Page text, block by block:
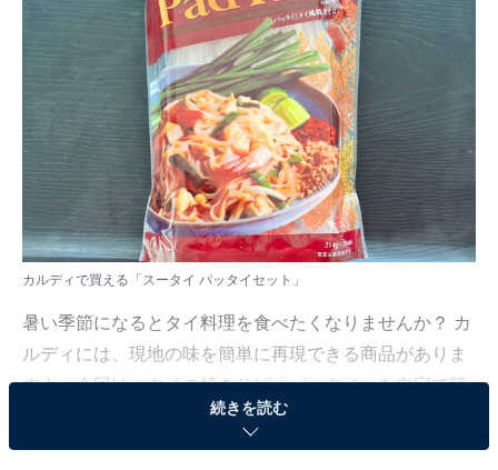
カルディで買える「スータイ パッタイセット」
暑い季節になるとタイ料理を食べたくなりませんか？ カ
ルディには、現地の味を簡単に再現できる商品がありま
すよ。今回は、タイの焼きそば「パッタイ」を自宅で簡
単に作ることができる「スータイ パッタイセット」をご
紹介します。
続きを読む